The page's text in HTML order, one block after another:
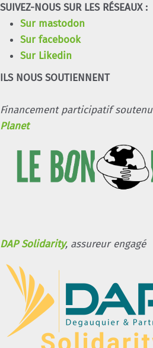
SUIVEZ-NOUS SUR LES RÉSEAUX :
Sur mastodon
Sur facebook
Sur Likedin
ILS NOUS SOUTIENNENT
Financement participatif
Planet
DAP Solidarity, assureur engagé